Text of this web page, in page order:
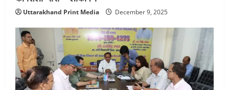
Uttarakhand Print Media December 9, 2025